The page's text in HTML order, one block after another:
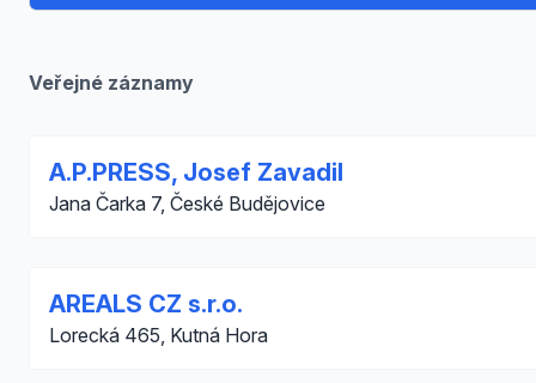
Veřejné záznamy
A.P.PRESS, Josef Zavadil
Jana Čarka 7, České Budějovice
AREALS CZ s.r.o.
Lorecká 465, Kutná Hora